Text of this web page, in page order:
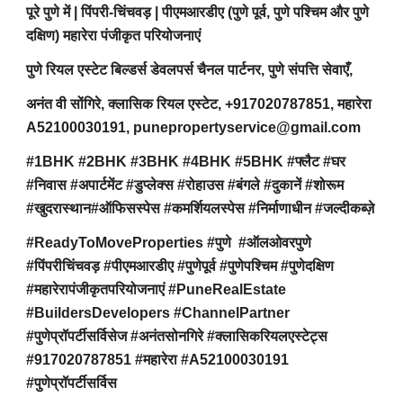
पूरे पुणे में | पिंपरी-चिंचवड़ | पीएमआरडीए (पुणे पूर्व, पुणे पश्चिम और पुणे
दक्षिण) महारेरा पंजीकृत परियोजनाएं
पुणे रियल एस्टेट बिल्डर्स डेवलपर्स चैनल पार्टनर, पुणे संपत्ति सेवाएँ,
अनंत वी सोंगिरे, क्लासिक रियल एस्टेट, +917020787851, महारेरा
A52100030191, punepropertyservice@gmail.com
#1BHK #2BHK #3BHK #4BHK #5BHK #फ्लैट #घर
#निवास #अपार्टमेंट #डुप्लेक्स #रोहाउस #बंगले #दुकानें #शोरूम
#खुदरास्थान#ऑफिसस्पेस #कमर्शियलस्पेस #निर्माणाधीन #जल्दीकब्ज़े
#ReadyToMoveProperties #पुणे #ऑलओवरपुणे
#पिंपरीचिंचवड़ #पीएमआरडीए #पुणेपूर्व #पुणेपश्चिम #पुणेदक्षिण
#महारेरापंजीकृतपरियोजनाएं #PuneRealEstate
#BuildersDevelopers #ChannelPartner
#पुणेप्रॉपर्टीसर्विसेज #अनंतसोनगिरे #क्लासिकरियलएस्टेट्स
#917020787851 #महारेरा #A52100030191
#पुणेप्रॉपर्टीसर्विस